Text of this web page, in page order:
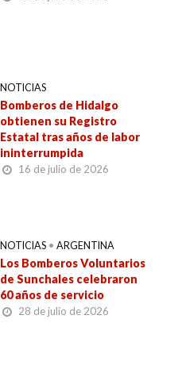
NOTICIAS
Bomberos de Hidalgo
obtienen su Registro
Estatal tras años de labor
ininterrumpida
16 de julio de 2026
NOTICIAS • ARGENTINA
Los Bomberos Voluntarios
de Sunchales celebraron
60 años de servicio
28 de julio de 2026